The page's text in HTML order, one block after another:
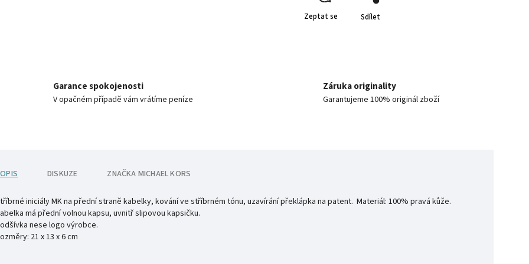
Zeptat se Sdílet
Garance spokojenosti
V opačném případě vám vrátíme peníze
Záruka originality
Garantujeme 100% originál zboží
DISKUZE ZNAČKA MICHAEL KORS
iniciály MK na přední straně kabelky, kování ve stříbrném tónu, uzavírání překlápka na patent. Materiál: 100% pravá kůže.
má přední volnou kapsu, uvnitř slipovou kapsičku.
nese logo výrobce.
21 x 13 x 6 cm